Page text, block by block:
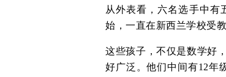
从外表看，六名选手中有
始，一直在新西兰学校受教
这些孩子，不仅是数学好
好广泛。他们中间有12年